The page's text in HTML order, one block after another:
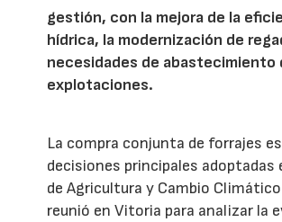
gestión, con la mejora de la
hídrica, la modernización de
necesidades de abastecimiento
explotaciones.
La compra conjunta de forrajes
decisiones principales adoptadas
de Agricultura y Cambio Climático
reunió en Vitoria para analizar la